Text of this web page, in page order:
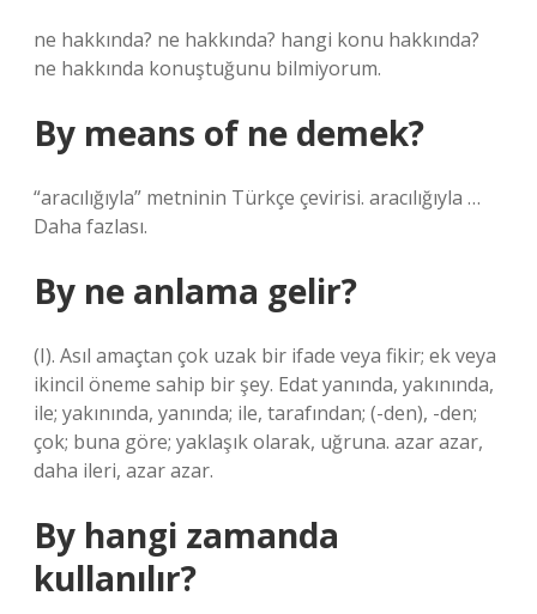
ne hakkında? ne hakkında? hangi konu hakkında?
ne hakkında konuştuğunu bilmiyorum.
By means of ne demek?
“aracılığıyla” metninin Türkçe çevirisi. aracılığıyla …
Daha fazlası.
By ne anlama gelir?
(I). Asıl amaçtan çok uzak bir ifade veya fikir; ek veya
ikincil öneme sahip bir şey. Edat yanında, yakınında,
ile; yakınında, yanında; ile, tarafından; (-den), -den;
çok; buna göre; yaklaşık olarak, uğruna. azar azar,
daha ileri, azar azar.
By hangi zamanda
kullanılır?